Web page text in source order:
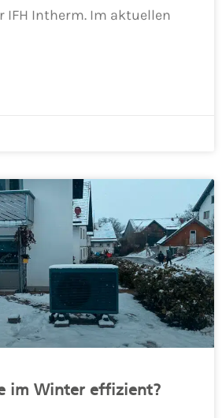
IFH Intherm. Im aktuellen
im Winter effizient?